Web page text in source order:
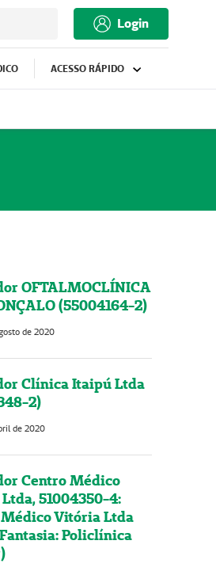
Login
ACESSO RÁPIDO
OFTALMOCLÍNICA
(55004164-2)
de 2020
Clínica Itaipú Ltda
2)
de 2020
Centro Médico
51004350-4:
Vitória Ltda
Policlínica